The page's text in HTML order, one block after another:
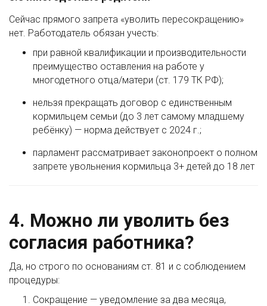
Сейчас прямого запрета «уволить пересокращению»
нет. Работодатель обязан учесть:
при равной квалификации и производительности
преимущество оставления на работе у
многодетного отца/матери (ст. 179 ТК РФ);
нельзя прекращать договор с единственным
кормильцем семьи (до 3 лет самому младшему
ребёнку) — норма действует с 2024 г.;
парламент рассматривает законопроект о полном
запрете увольнения кормильца 3+ детей до 18 лет
4. Можно ли уволить без
согласия работника?
Да, но строго по основаниям ст. 81 и с соблюдением
процедуры:
Сокращение — уведомление за два месяца,